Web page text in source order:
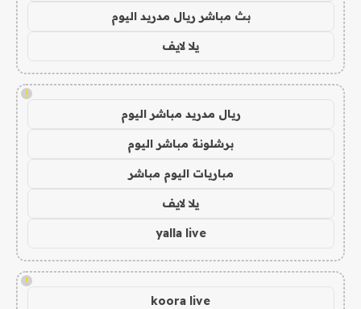
بث مباشر ريال مدريد اليوم
يلا لايف
!
ريال مدريد مباشر اليوم
برشلونة مباشر اليوم
مباريات اليوم مباشر
يلا لايف
yalla live
!
koora live